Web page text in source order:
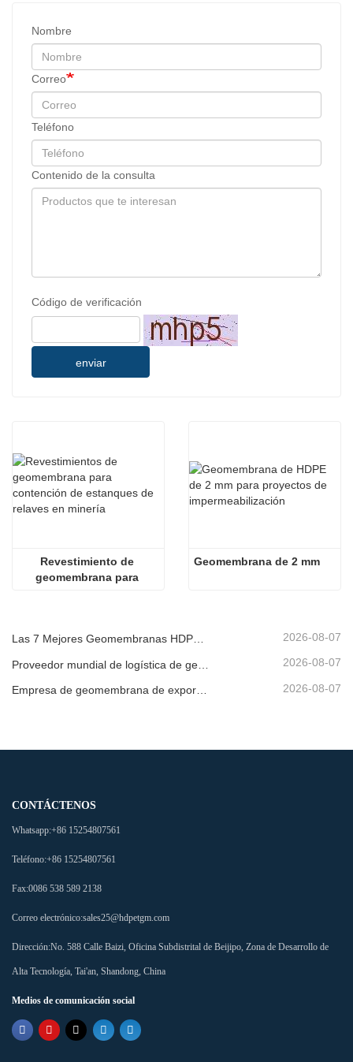
Nombre
Correo
Teléfono
Contenido de la consulta
Código de verificación
enviar
Revestimiento de
geomembrana para
Geomembrana de 2 mm
Las 7 Mejores Geomembranas HDPE 2mm Lista 2026-08-07
2026-08-07
2026-08-07
CONTÁCTENOS
Whatsapp:+86 15254807561
Teléfono:+86 15254807561
Fax:0086 538 589 2138
Correo electrónico:sales25@hdpetgm.com
Dirección:No. 588 Calle Baizi, Oficina Subdistrital de Beijipo, Zona de Desarrollo de
Alta Tecnología, Tai'an, Shandong, China
Medios de comunicación social